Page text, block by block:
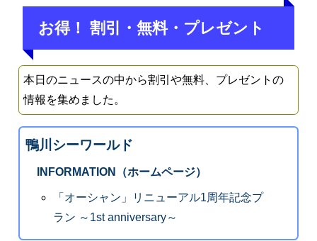
お得！ 割引・無料・プレゼント
本日のニュースの中から割引や無料、プレゼントの
情報を集めました。
鴨川シーワールド
INFORMATION（ホームページ）
「オーシャン」リニューアル1周年記念プ
ラン ～1st anniversary～